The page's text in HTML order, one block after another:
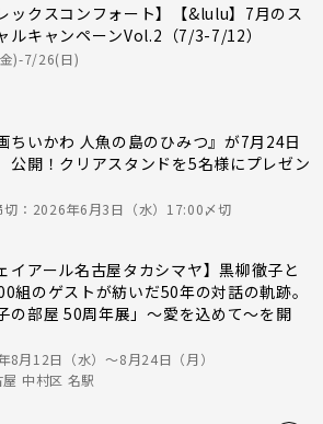
レックスコンフォート】【&lulu】7月のス
ルキャンペーンVol.2（7/3-7/12）
)-7/26(日)
ちいかわ 人魚の島のひみつ』が7月24日
）公開！クリアスタンドを5名様にプレゼン
切：2026年6月3日（水）17:00〆切
イアール名古屋タカシマヤ】黒柳徹子と
組のゲストが紡いだ50年の対話の軌跡。
の部屋 50周年展」～愛を込めて～を開
8月12日（水）〜8月24日（月）
屋 中村区 名駅